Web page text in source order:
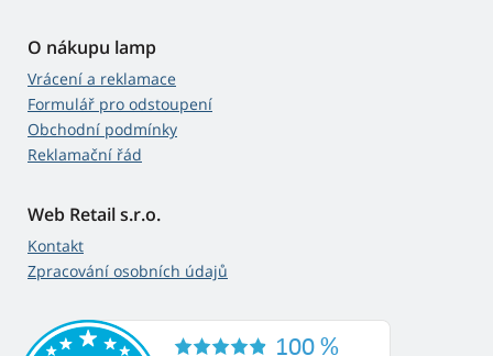
O nákupu lamp
Vrácení a reklamace
Formulář pro odstoupení
Obchodní podmínky
Reklamační řád
Web Retail s.r.o.
Kontakt
Zpracování osobních údajů